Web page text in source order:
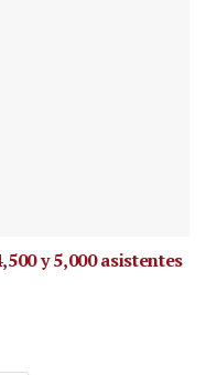
y 5,000 asistentes